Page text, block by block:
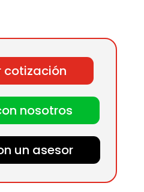
cotización
nosotros
un asesor